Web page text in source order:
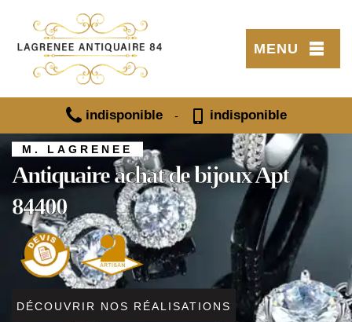
MENU
indisponible - indisponible
M. LAGRENEE
Antiquaire achat de bijoux Apt
84400
DÉCOUVRIR NOS RÉALISATIONS